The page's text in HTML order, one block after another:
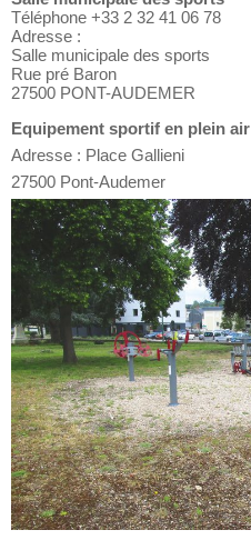
Téléphone +33 2 32 41 06 78
Adresse :
Salle municipale des sports
Rue pré Baron
27500 PONT-AUDEMER
Equipement sportif en plein air
Adresse : Place Gallieni
27500 Pont-Audemer